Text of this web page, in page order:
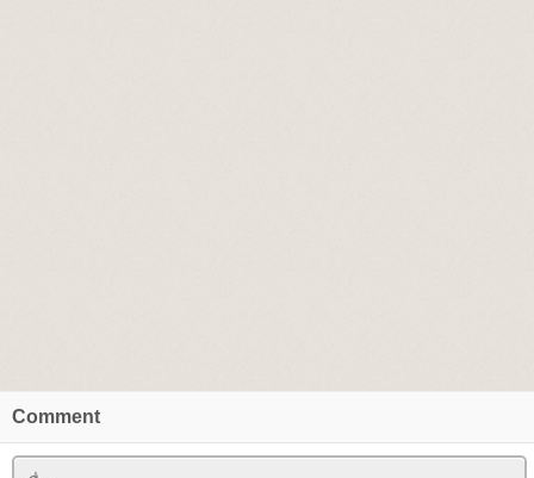
Comment